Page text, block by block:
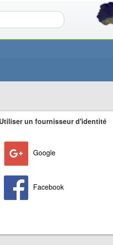
de
Utiliser un fournisseur d'identité
Google
Facebook